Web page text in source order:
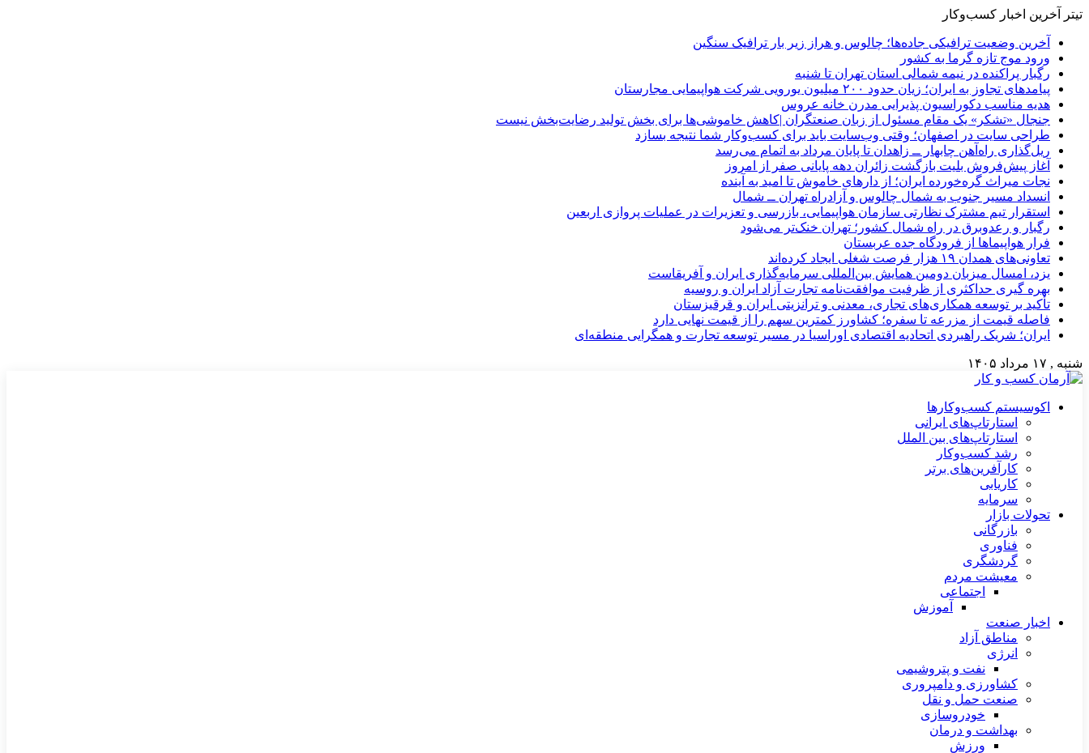
تیتر آخرین اخبار کسب‌وکار
آخرین وضعیت ترافیکی جاده‌ها؛ چالوس و هراز زیر بار ترافیک سنگین
ورود موج تازه گرما به کشور
رگبار پراکنده در نیمه شمالی استان تهران تا شنبه
پیامدهای تجاوز به ایران؛ زیان حدود ۲۰۰ میلیون یورویی شرکت هواپیمایی مجارستان
هدیه مناسب دکوراسیون پذیرایی مدرن خانه عروس
جنجال «تشکر» یک مقام مسئول از زبان صنعتگران |کاهش خاموشی‌ها برای بخش تولید رضایت‌بخش نیست
طراحی سایت در اصفهان؛ وقتی وب‌سایت باید برای کسب‌وکار شما نتیجه بسازد
ریل‌گذاری راه‌آهن چابهار ــ زاهدان تا پایان مرداد به اتمام می‌رسد
آغاز پیش‌فروش بلیت بازگشت زائران دهه پایانی صفر از امروز
نجات میراث گره‌خورده ایران؛ از دارهای خاموش تا امید به آینده
انسداد مسیر جنوب به شمال چالوس و آزادراه تهران ــ شمال
استقرار تیم مشترک نظارتی سازمان هواپیمایی، بازرسی و تعزیرات در عملیات پروازی اربعین
رگبار و رعدوبرق در راه شمال کشور؛ تهران خنک‌تر می‌شود
فرار هواپیماها از فرودگاه جده عربستان
تعاونی‌های همدان ۱۹ هزار فرصت شغلی ایجاد کرده‌اند
یزد، امسال میزبان دومین همایش بین‌المللی سرمایه‌گذاری ایران و آفریقاست
بهره گیری حداکثری از ظرفیت موافقت‌نامه تجارت آزاد ایران و روسیه
تأکید بر توسعه همکاری‌های تجاری، معدنی و ترانزیتی ایران و قرقیزستان
فاصله قیمت از مزرعه تا سفره؛ کشاورز کمترین سهم را از قیمت نهایی دارد
ایران؛ شریک راهبردی اتحادیه اقتصادی اوراسیا در مسیر توسعه تجارت و همگرایی منطقه‌ای
شنبه , ۱۷ مرداد ۱۴۰۵
اکوسیستم کسب‌وکارها
استارتاپ‌های ایرانی
استارتاپ‌های بین الملل
رشد کسب‌وکار
کارآفرین‌های برتر
کاریابی
سرمایه
تحولات بازار
بازرگانی
فناوری
گردشگری
معیشت مردم
اجتماعی
آموزش
اخبار صنعت
مناطق آزاد
انرژی
نفت و پتروشیمی
کشاورزی و دامپروری
صنعت حمل و نقل
خودروسازی
بهداشت و درمان
ورزش